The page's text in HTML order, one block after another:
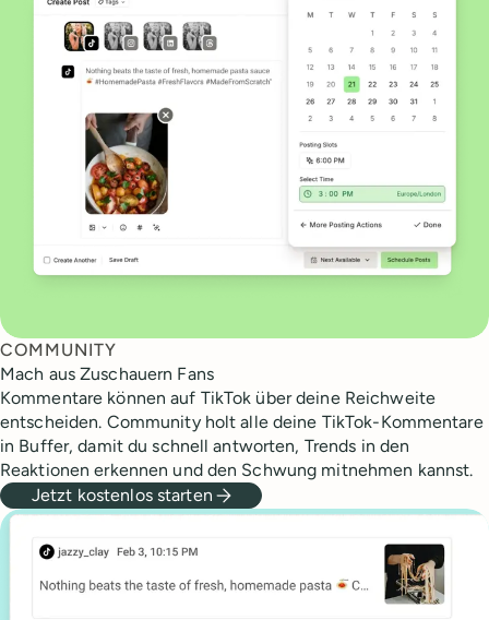
COMMUNITY
Mach aus Zuschauern Fans
Kommentare können auf TikTok über deine Reichweite
entscheiden. Community holt alle deine TikTok-Kommentare
in Buffer, damit du schnell antworten, Trends in den
Reaktionen erkennen und den Schwung mitnehmen kannst.
Jetzt kostenlos starten